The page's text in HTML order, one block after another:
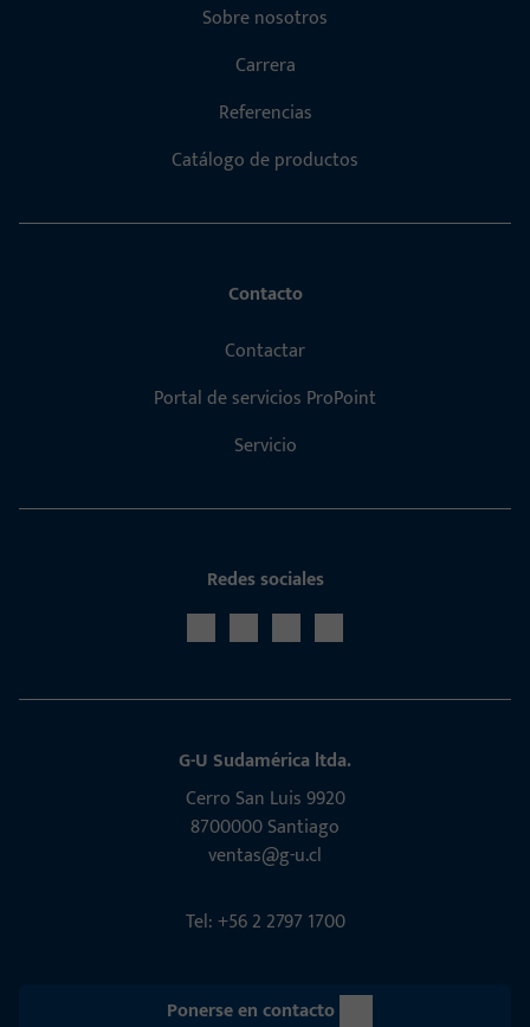
Sobre nosotros
Carrera
Referencias
Catálogo de productos
Contacto
Contactar
Portal de servicios ProPoint
Servicio
Redes sociales
G-U Sudamérica ltda.
Cerro San Luis 9920
8700000 Santiago
ventas@g-u.cl
Tel: +56 2 2797 1700
Ponerse en contacto